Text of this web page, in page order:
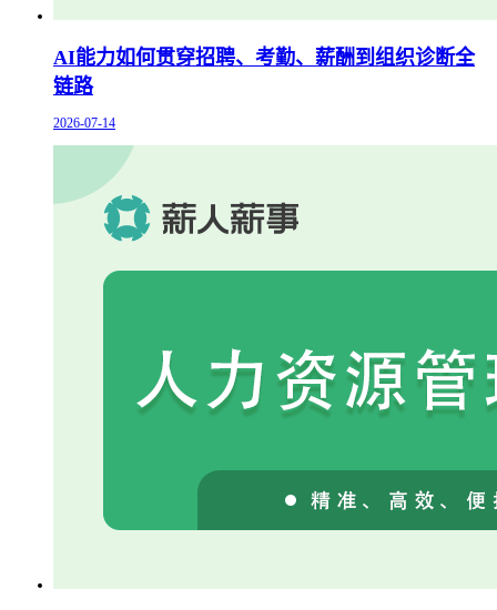
AI能力如何贯穿招聘、考勤、薪酬到组织诊断全
链路
2026-07-14